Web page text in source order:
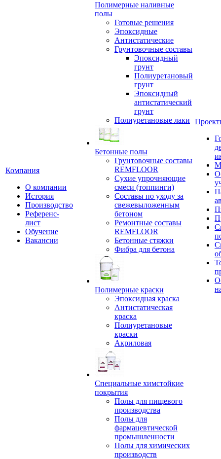
Компания
О компании
История
Производство
Референс-
лист
Обучение
Вакансии
Полимерные наливные
полы
Готовые решения
Эпоксидные
Антистатические
Грунтовочные составы
Эпоксидный
грунт
Полиуретановый
грунт
Эпоксидный
антистатический
грунт
Полиуретановые лаки
Бетонные полы
Грунтовочные составы
REMFLOOR
Сухие упрочняющие
смеси (топпинги)
Составы по уходу за
свежевыложенным
бетоном
Ремонтные составы
REMFLOOR
Бетонные стяжки
Фибра для бетона
Полимерные краски
Эпоксидная краска
Антистатическая
краска
Полиуретановые
краски
Акриловая
Специальные химстойкие
покрытия
Полы для пищевого
производства
Полы для
фармацевтической
промышленности
Полы для химических
производств